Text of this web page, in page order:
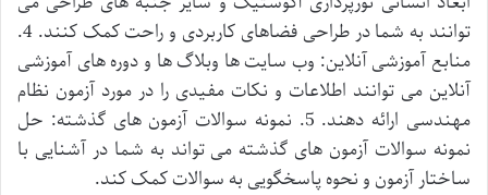
توانند به شما در طراحی فضاهای کاربردی و راحت کمک کنند. 4.
منابع آموزشی آنلاین: وب سایت ها وبلاگ ها و دوره های آموزشی
آنلاین می توانند اطلاعات و نکات مفیدی را در مورد آزمون نظام
مهندسی ارائه دهند. 5. نمونه سوالات آزمون های گذشته: حل
نمونه سوالات آزمون های گذشته می تواند به شما در آشنایی با
ساختار آزمون و نحوه پاسخگویی به سوالات کمک کند.